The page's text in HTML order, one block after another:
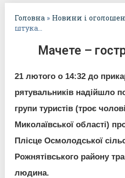
Головна » Новини і
штука…
Мачете –
21 лютого о 14:32 до
рятувальників надійшло
групи туристів (троє
Миколаївської області)
Плісце Осмолодської
Рожнятівського району
людина.